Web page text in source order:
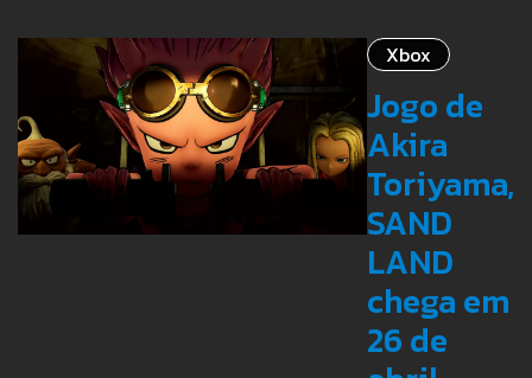
Xbox
Jogo de
Akira
Toriyama,
SAND
LAND
chega em
26 de